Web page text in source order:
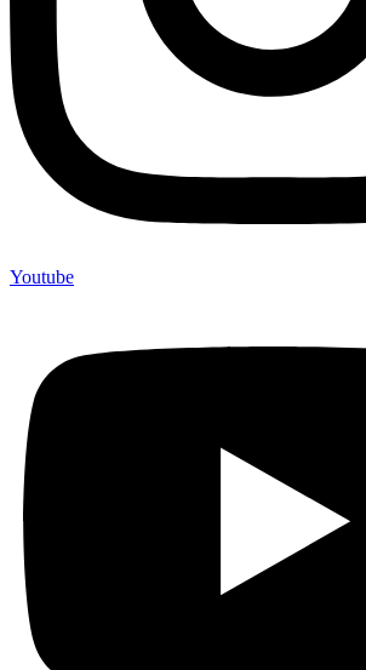
Youtube